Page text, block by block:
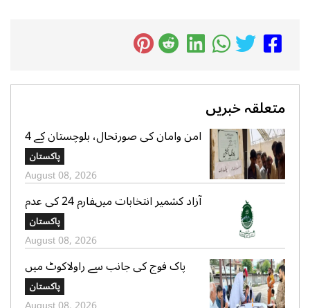
متعلقہ خبریں
امن وامان کی صورتحال، بلوچستان کے 4
بلدیاتی حلقوں میں آج ہونیوالی پولنگ
ملتوی
پاکستان
August 08, 2026
آزاد کشمیر انتخابات میںفارم 24 کی عدم
فراہمی کے دعوے بے بنیاد ہیں، الیکشن
کمیشن کی وضاحت
پاکستان
August 08, 2026
پاک فوج کی جانب سے راولاکوٹ میں
شہریوں کیلئے مفت میڈیکل کیمپس کا
انعقاد
پاکستان